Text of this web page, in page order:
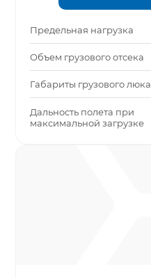
Предельная нагрузка
Объем грузового отсека
Габариты грузового люка
Дальность полета при
максимальной загрузке